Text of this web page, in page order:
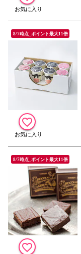
8/7時点_ポイント最大11倍
8/7時点_ポイント最大11倍